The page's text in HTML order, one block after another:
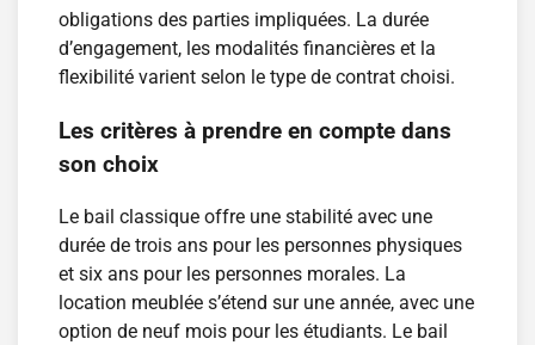
obligations des parties impliquées. La durée
d’engagement, les modalités financières et la
flexibilité varient selon le type de contrat choisi.
Les critères à prendre en compte dans
son choix
Le bail classique offre une stabilité avec une
durée de trois ans pour les personnes physiques
et six ans pour les personnes morales. La
location meublée s’étend sur une année, avec une
option de neuf mois pour les étudiants. Le bail